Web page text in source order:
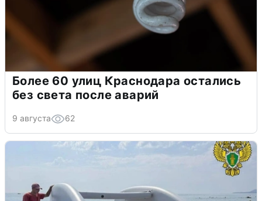
Более 60 улиц Краснодара остались
без света после аварий
9 августа 62